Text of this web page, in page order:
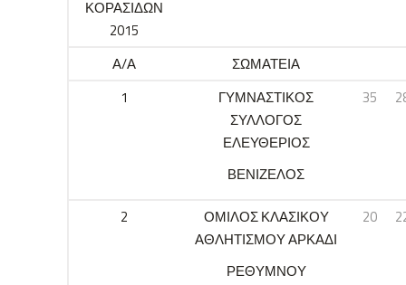
ΚΟΡΑΣΙΔΩΝ
2015
Α/Α
ΣΩΜΑΤΕΙΑ
1
ΓΥΜΝΑΣΤΙΚΟΣ
ΣΥΛΛΟΓΟΣ
ΕΛΕΥΘΕΡΙΟΣ
ΒΕΝΙΖΕΛΟΣ
35
2
ΟΜΙΛΟΣ ΚΛΑΣΙΚΟΥ
ΑΘΛΗΤΙΣΜΟΥ ΑΡΚΑΔΙ
ΡΕΘΥΜΝΟΥ
20